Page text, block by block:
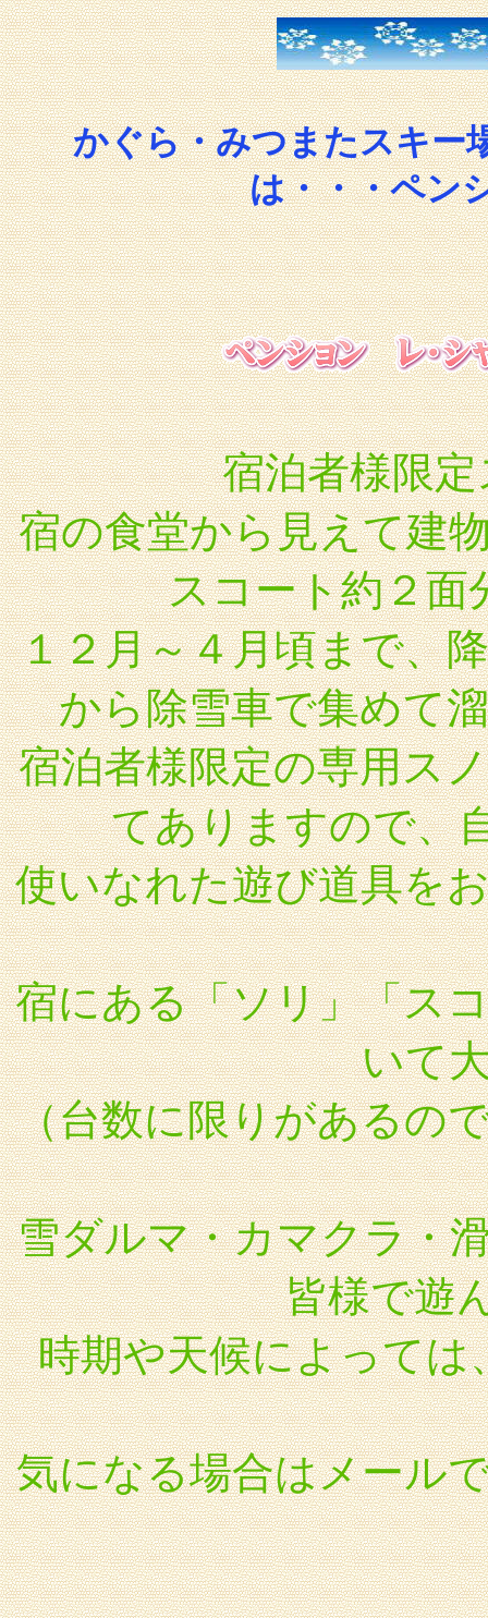
かぐら・みつまたスキ
は・・・ペン
宿泊者様限
宿の食堂から見えて建
スコート約２面
１２月～４月頃まで、
から除雪車で集めて
宿泊者様限定の専用ス
てありますので、
使いなれた遊び道具を
宿にある「ソリ」「ス
いて
（台数に限りがあるの
雪ダルマ・カマクラ・
皆様で遊
時期や天候によって
気になる場合はメール